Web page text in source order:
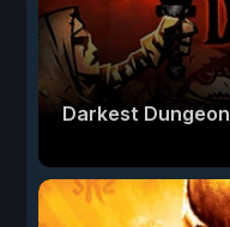
Darkest Dungeon